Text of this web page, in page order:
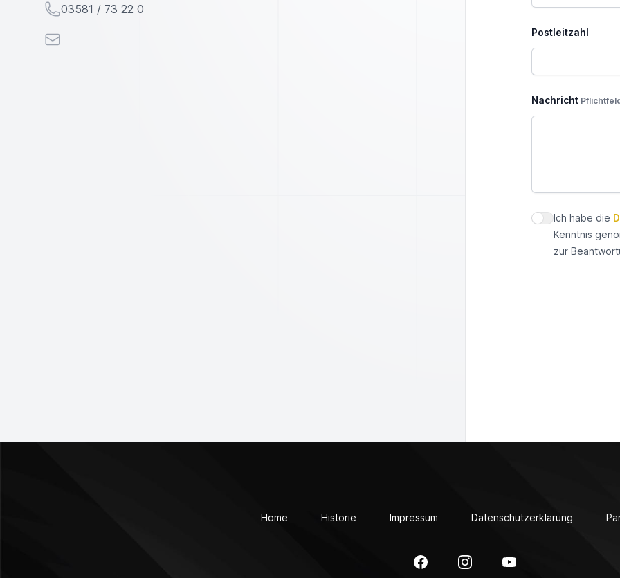
Telefon
03581 / 73 22 0
E-Mail Postleitzahl
Nachricht
Datenschutz
Ich habe die
Kenntnis
zur
Home Historie Impressum Datenschutzerklärung
FacebookInstagramYouTube